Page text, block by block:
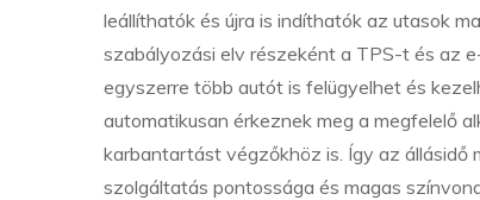
leállíthatók és újra is indíthatók az utasok
szabályozási elv részeként a TPS-t és az
egyszerre több autót is felügyelhet és
automatikusan érkeznek meg a megfelelő
karbantartást végzőkhöz is. Így az állásidő
szolgáltatás pontossága és magas